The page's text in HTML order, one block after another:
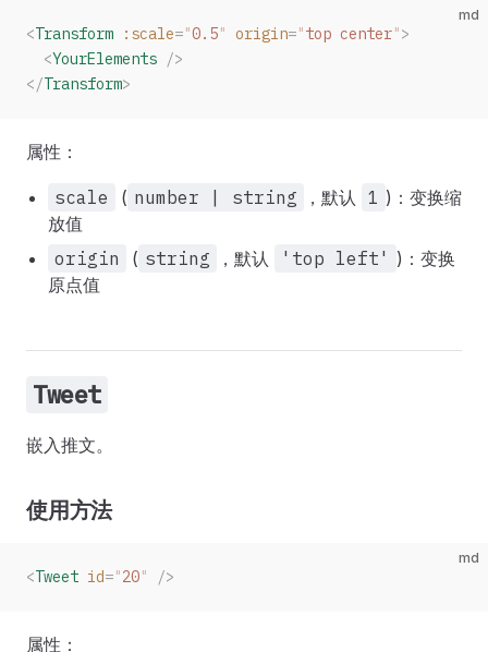
md
<Transform :scale="0.5" origin="top center">
  <
YourElements />
</Transform>
属性：
scale ( number | string ，默认 1 )：变换缩
放值
origin
( string ，默认 'top left' )：变换
原点值
Tweet
嵌入推文。
使用方法
md
<Tweet id="20" />
属性：